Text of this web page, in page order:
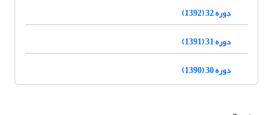
دوره 32 (1392)
دوره 31 (1391)
دوره 30 (1390)